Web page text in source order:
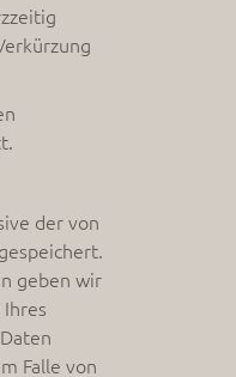
der von
geben wir
Falle von